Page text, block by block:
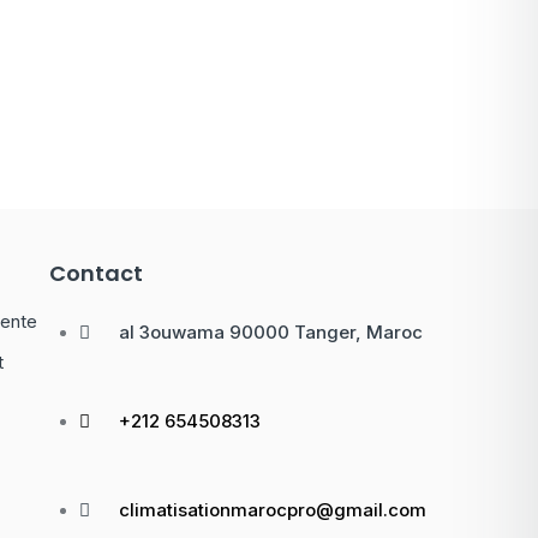
Contact
al 3ouwama 90000 Tanger, Maroc
+212 654508313
climatisationmarocpro@gmail.com